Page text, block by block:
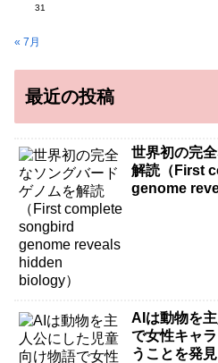
31
« 7月
最近の投稿
世界初の完
解読（First
genome
AIは動物を
で女性キャ
うことを発